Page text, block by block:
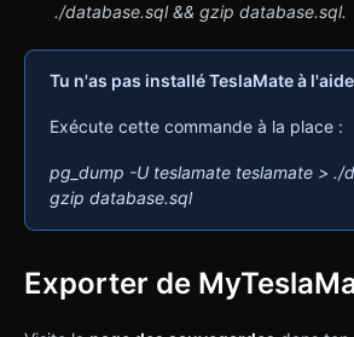
./database.sql && gzip database.sql.
Tu n'as pas installé TeslaMate à
Exécute cette commande à la place :
pg_dump -U teslamate teslamate > ./
gzip database.sql
Exporter de